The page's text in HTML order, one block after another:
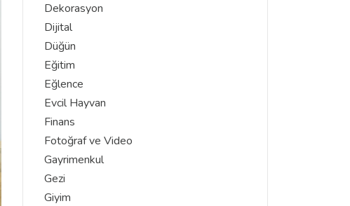
Dekorasyon
Dijital
Düğün
Eğitim
Eğlence
Evcil Hayvan
Finans
Fotoğraf ve Video
Gayrimenkul
Gezi
Giyim